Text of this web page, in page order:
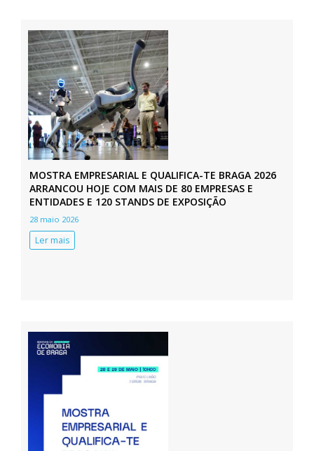
MOSTRA EMPRESARIAL E QUALIFICA-TE BRAGA 2026
ARRANCOU HOJE COM MAIS DE 80 EMPRESAS E
ENTIDADES E 120 STANDS DE EXPOSIÇÃO
28 maio 2026
Ler mais